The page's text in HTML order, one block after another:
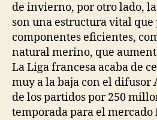
de invierno, por otro lado,
son una estructura vital que
componentes eficientes,
natural merino, que
La Liga francesa acaba de
muy a la baja con el difusor
de los partidos por 250
temporada para el mercado